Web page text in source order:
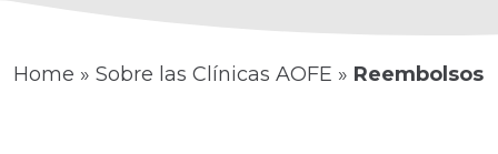
Home » Sobre las Clínicas AOFE » Reembolsos